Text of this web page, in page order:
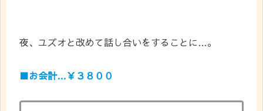
夜、ユズオと改めて話し合いをすることに…。
■お会計…￥３８００